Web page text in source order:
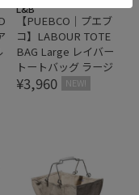
L&B
【PUEBCO｜プエブ
コ】LABOUR TOTE
BAG Large レイバー
トートバッグ ラージ
¥3,960 NEW!